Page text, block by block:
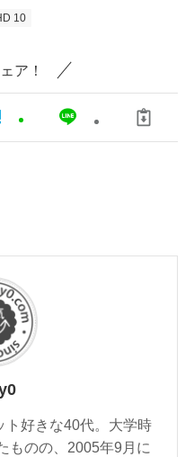
10
ア！
ト好きな40代。大学時
ものの、2005年9月に